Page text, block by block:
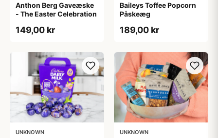
Anthon Berg Gaveæske
- The Easter Celebration
149,00 kr
Baileys Toffee Popcorn
Påskeæg
189,00 kr
UNKNOWN UNKNOWN